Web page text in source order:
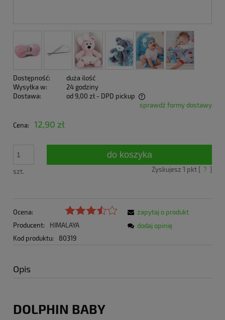
Dostępność:
duża ilość
Wysyłka w:
24 godziny
Dostawa:
od 9,00 zł - DPD pickup
Cena nie zawiera ewentualnych kosztów płatnościsprawdź formy dostawy
Cena: 12,90 zł
szt.
do koszyka
Zyskujesz 1 pkt [ ? ]
Ocena:
Producent:
HIMALAYA
Kod produktu:
80319
zapytaj o produkt
dodaj opinię
Opis
DOLPHIN BABY